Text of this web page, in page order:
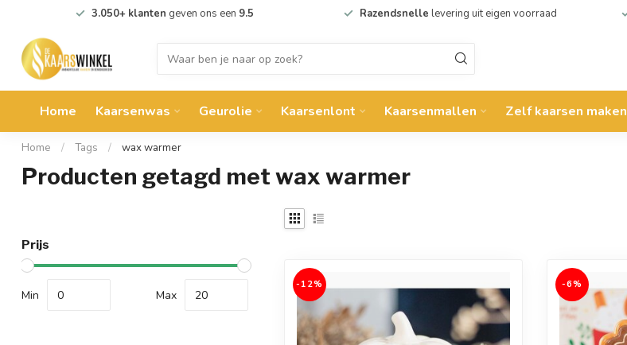
3.050+ klanten geven ons een 9.5 Razendsnelle levering uit eigen voorraad
Home Kaarsenwas Geurolie Kaarsenlont Kaarsenmallen Zelf kaarsen maken
Home / Tags / wax warmer
Producten getagd met wax warmer
Prijs
Min Max
-12% -6%